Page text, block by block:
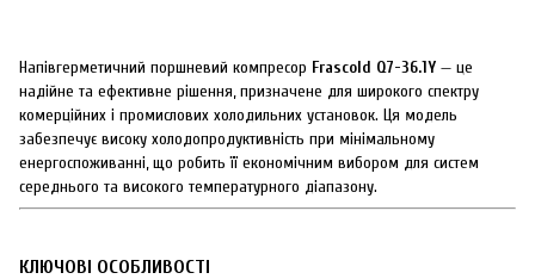
Напівгерметичний поршневий компресор Frascold Q7-36.1Y — це
надійне та ефективне рішення, призначене для широкого спектру
комерційних і промислових холодильних установок. Ця модель
забезпечує високу холодопродуктивність при мінімальному
енергоспоживанні, що робить її економічним вибором для систем
середнього та високого температурного діапазону.
КЛЮЧОВІ ОСОБЛИВОСТІ